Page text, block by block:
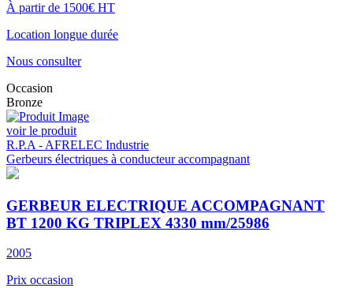
À partir de 1500€ HT
Location longue durée
Nous consulter
Occasion
Bronze
voir le produit
R.P.A - AFRELEC Industrie
Gerbeurs électriques à conducteur accompagnant
GERBEUR ELECTRIQUE ACCOMPAGNANT
BT 1200 KG TRIPLEX 4330 mm/25986
2005
Prix occasion